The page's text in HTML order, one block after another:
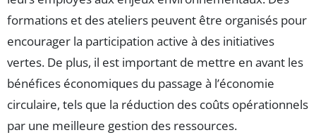
formations et des ateliers peuvent être organisés pour
encourager la participation active à des initiatives
vertes. De plus, il est important de mettre en avant les
bénéfices économiques du passage à l’économie
circulaire, tels que la réduction des coûts opérationnels
par une meilleure gestion des ressources.